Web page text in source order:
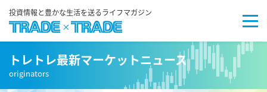
投資情報と豊かな生活を送るライフマガジン
トレトレ最新マーケットニュース
originators